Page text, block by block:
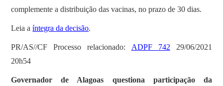
complemente a distribuição das vacinas, no prazo de 30 dias.
Leia aíntegra da decisão.
PR/AS//CF Processo relacionado: ADPF 742 29/06/2021
20h54
Governador de Alagoas questiona participação da